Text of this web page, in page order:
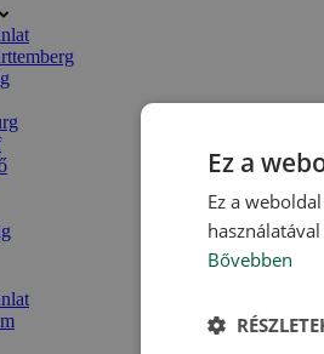
Ez a
Ez a
Bővebben